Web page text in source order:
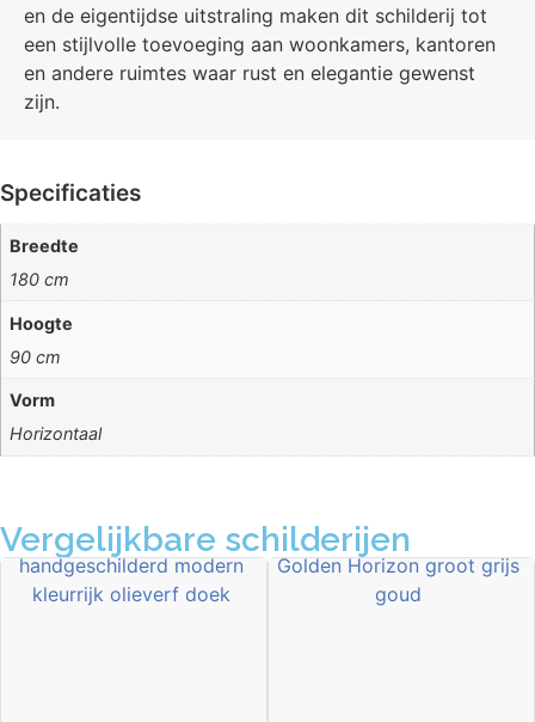
en de eigentijdse uitstraling maken dit schilderij tot
een stijlvolle toevoeging aan woonkamers, kantoren
en andere ruimtes waar rust en elegantie gewenst
zijn.
Specificaties
Breedte
180 cm
Hoogte
90 cm
Vorm
Horizontaal
Vergelijkbare schilderijen